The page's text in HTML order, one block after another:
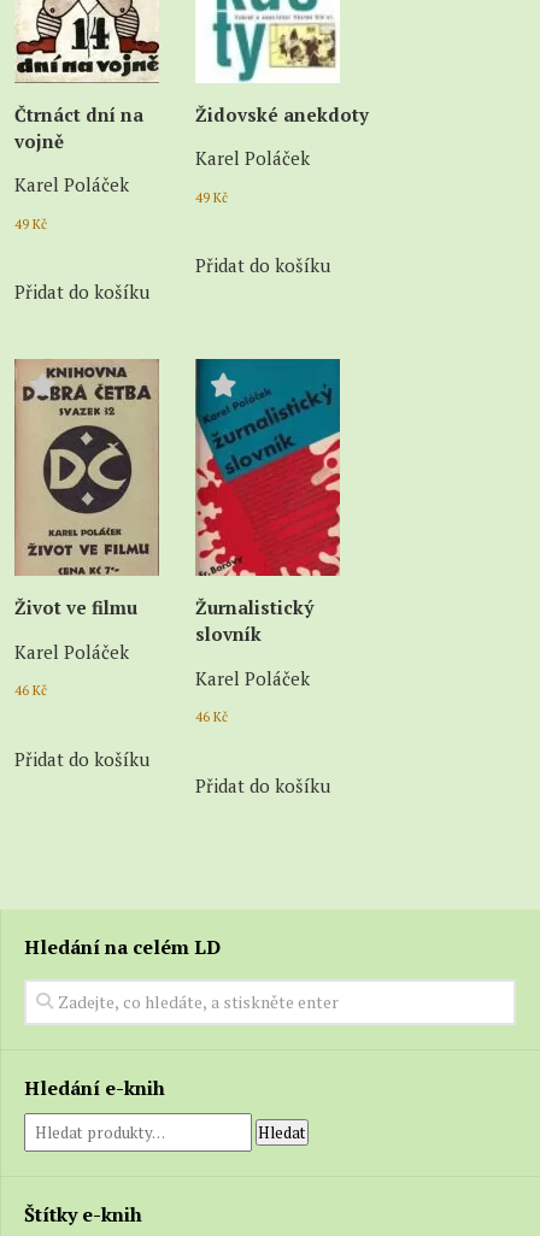
Čtrnáct dní na
vojně
Karel Poláček
49 Kč
Přidat do košíku
Židovské anekdoty
Karel Poláček
49 Kč
Přidat do košíku
Život ve filmu
Karel Poláček
46 Kč
Přidat do košíku
Žurnalistický
slovník
Karel Poláček
46 Kč
Přidat do košíku
Hledání na celém LD
Hledání e-knih
Hledat
Štítky e-knih